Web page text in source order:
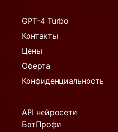
GPT-4 Turbo
Контакты
Цены
Оферта
Конфиденциальность
API нейросети
БотПрофи